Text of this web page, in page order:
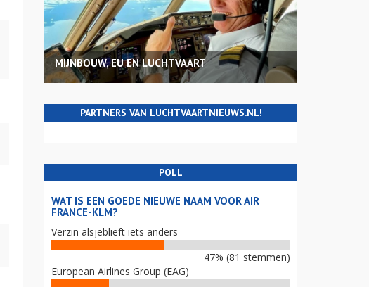
MIJNBOUW, EU EN LUCHTVAART
PARTNERS VAN LUCHTVAARTNIEUWS.NL!
POLL
WAT IS EEN GOEDE NIEUWE NAAM VOOR AIR
FRANCE-KLM?
Verzin alsjeblieft iets anders
47% (81 stemmen)
European Airlines Group (EAG)